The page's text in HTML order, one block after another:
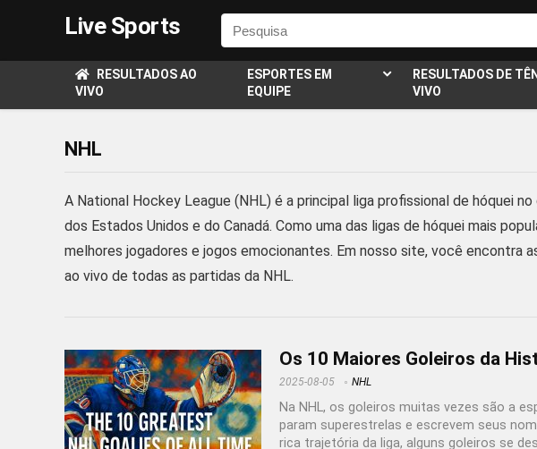
Live Sports
RESULTADOS AO
VIVO
ESPORTES EM
EQUIPE
RESULTADOS DE
VIVO
NHL
A National Hockey League (NHL) é a principal liga profissional de hóquei
dos Estados Unidos e do Canadá. Como uma das ligas de hóquei mais
melhores jogadores e jogos emocionantes. Em nosso site, você encontra
ao vivo de todas as partidas da NHL.
Os 10 Maiores Goleiros da
2025-08-05 NHL
Na NHL, os goleiros muitas vezes são a
param superestrelas e escrevem seus
rica trajetória da liga, alguns goleiros se